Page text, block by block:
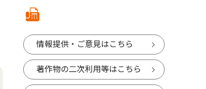
情報提供・ご意見はこちら
著作物の二次利用等はこちら